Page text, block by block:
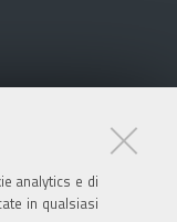
analytics e di
in qualsiasi